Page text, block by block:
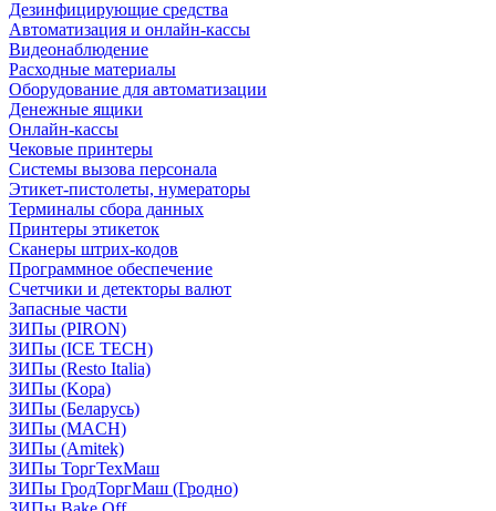
Дезинфицирующие средства
Автоматизация и онлайн-кассы
Видеонаблюдение
Расходные материалы
Оборудование для автоматизации
Денежные ящики
Онлайн-кассы
Чековые принтеры
Системы вызова персонала
Этикет-пистолеты, нумераторы
Терминалы сбора данных
Принтеры этикеток
Сканеры штрих-кодов
Программное обеспечение
Счетчики и детекторы валют
Запасные части
ЗИПы (PIRON)
ЗИПы (ICE TECH)
ЗИПы (Resto Italia)
ЗИПы (Kopa)
ЗИПы (Беларусь)
ЗИПы (MACH)
ЗИПы (Amitek)
ЗИПы ТоргТехМаш
ЗИПы ГродТоргМаш (Гродно)